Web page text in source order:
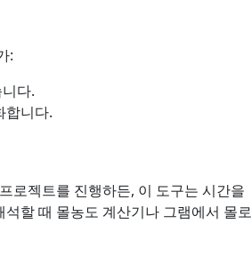
:
다.
합니다.
로젝트를 진행하든, 이 도구는 시간을
할 때 몰농도 계산기나 그램에서 몰로